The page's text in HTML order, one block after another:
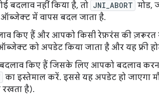
बदलाव नहीं किया है, तो JNI_ABORT मोड,
ऑब्जेक्ट में वापस बदल जाता है.
किए हैं और आपको किसी रेफ़रंस की ज़रूरत
को अपडेट किया जाता है और यह फ़्री
किए हैं जिसके लिए आपको बदलाव
का इस्तेमाल करें. इससे यह अपडेट हो जाएगा
रखता है).